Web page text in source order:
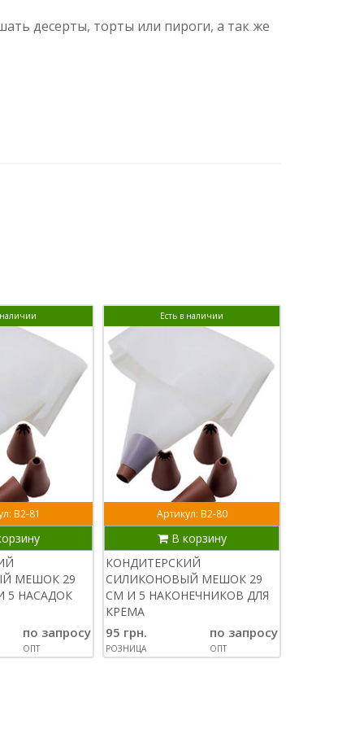
десерты, торты или пироги, а так же
В2-81
МЕШОК 29
5 НАСАДОК
по запросу
ОПТ
Есть в наличии
Артикул: В2-80
В корзину
КОНДИТЕРСКИЙ
СИЛИКОНОВЫЙ МЕШОК 29
СМ И 5 НАКОНЕЧНИКОВ ДЛЯ
КРЕМА
95 грн.
РОЗНИЦА
по запросу
ОПТ